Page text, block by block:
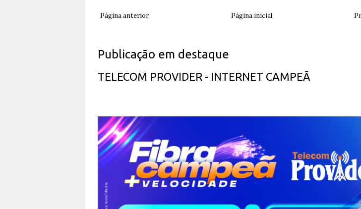
Página anterior Página inicial
Publicação em destaque
TELECOM PROVIDER - INTERNET CAMPEÃ